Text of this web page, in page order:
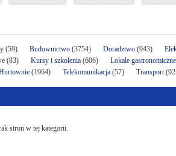
(59) Budownictwo (3754) Doradztwo (943)
(83) Kursy i szkolenia (606) Lokale gastronomiczne
(1964) Telekomunikacja (57) Transport
stron w tej kategorii.